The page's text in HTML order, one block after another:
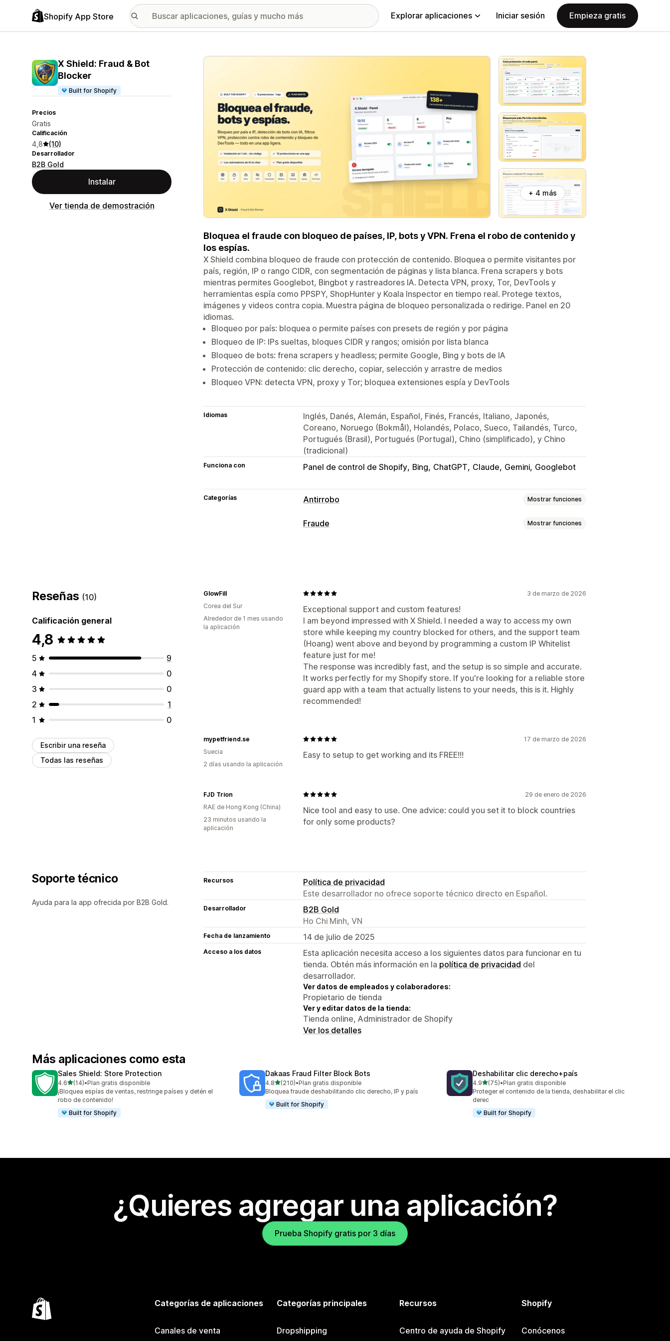
Shopify App Store Explorar aplicaciones Iniciar sesión Empieza gratis
X Shield: Fraud & Bot
Blocker
Built for Shopify
Precios
Gratis
Calificación
4,8 (10)
Desarrollador
B2B Gold
Instalar
Ver tienda de demostración
Galería de imágenes destacadas
+ 4 más
Bloquea el fraude con bloqueo de países, IP, bots y VPN. Frena el robo de contenido y
los espías.
X Shield combina bloqueo de fraude con protección de contenido. Bloquea o permite visitantes por
país, región, IP o rango CIDR, con segmentación de páginas y lista blanca. Frena scrapers y bots
mientras permites Googlebot, Bingbot y rastreadores IA. Detecta VPN, proxy, Tor, DevTools y
herramientas espía como PPSPY, ShopHunter y Koala Inspector en tiempo real. Protege textos,
imágenes y videos contra copia. Muestra página de bloqueo personalizada o redirige. Panel en 20
idiomas.
Bloqueo por país: bloquea o permite países con presets de región y por página
Bloqueo de IP: IPs sueltas, bloques CIDR y rangos; omisión por lista blanca
Bloqueo de bots: frena scrapers y headless; permite Google, Bing y bots de IA
Protección de contenido: clic derecho, copiar, selección y arrastre de medios
Bloqueo VPN: detecta VPN, proxy y Tor; bloquea extensiones espía y DevTools
Idiomas
Inglés, Danés, Alemán, Español, Finés, Francés, Italiano, Japonés,
Coreano, Noruego (Bokmål), Holandés, Polaco, Sueco, Tailandés, Turco,
Portugués (Brasil), Portugués (Portugal), Chino (simplificado), y Chino
(tradicional)
Funciona con Panel de control de Shopify Bing ChatGPT Claude Gemini Googlebot
Categorías Antirrobo Mostrar funciones
Activos protegidos
Arrastrar y soltar
Extensiones espías Herramientas para desarrolladores
Accesos directos del teclado Acceso por región Acceso IP
Mensaje de derechos de autor
Fraude Mostrar funciones
Listas de bloqueo
Protección de contenidos Bloqueo de correo no deseado
Detección de bots Detección con IA Filtros de fraude
Reseñas (10)
Calificación general
4,8
5
9
4
0
3
0
2
1
1
0
Escribir una reseña
Todas las reseñas
3 de marzo de 2026
Exceptional support and custom features!
I am beyond impressed with X Shield. I needed a way to access my own
store while keeping my country blocked for others, and the support team
(Hoang) went above and beyond by programming a custom IP Whitelist
feature just for me!
The response was incredibly fast, and the setup is so simple and accurate.
It works perfectly for my Shopify store. If you're looking for a reliable store
guard app with a team that actually listens to your needs, this is it. Highly
recommended!
GlowFill
Corea del Sur
Alrededor de 1 mes usando
la aplicación
17 de marzo de 2026
Easy to setup to get working and its FREE!!!
mypetfriend.se
Suecia
2 días usando la aplicación
29 de enero de 2026
Nice tool and easy to use. One advice: could you set it to block countries
for only some products?
FJD Trion
RAE de Hong Kong (China)
23 minutos usando la
aplicación
Soporte técnico
Ayuda para la app ofrecida por B2B Gold.
Recursos
Política de privacidad
Este desarrollador no ofrece soporte técnico directo en Español.
Desarrollador
B2B Gold
Ho Chi Minh, VN
Fecha de lanzamiento 14 de julio de 2025
Acceso a los datos
Esta aplicación necesita acceso a los siguientes datos para funcionar en tu
tienda. Obtén más información en la política de privacidad del
desarrollador.
Ver datos de empleados y colaboradores:
Propietario de tienda
Ver y editar datos de la tienda:
Tienda online, Administrador de Shopify
Ver los detalles
Más aplicaciones como esta
Sales Shield: Store Protection
4.6de 5 estrellas
(14)
14 reseñas en total
•Plan gratis disponible
¡Bloquea espías de ventas, restringe países y detén el
robo de contenido!
Built for Shopify
Dakaas Fraud Filter Block Bots
4.8de 5 estrellas
(210)
210 reseñas en total
•Plan gratis disponible
Bloquea fraude deshabilitando clic derecho, IP y país
Built for Shopify
Deshabilitar clic derecho+país
4.9de 5 estrellas
(75)
75 reseñas en total
•Plan gratis disponible
Proteger el contenido de la tienda, deshabilitar el clic
derec
Built for Shopify
¿Quieres agregar una aplicación?
Prueba Shopify gratis por 3 días
Categorías de aplicaciones
Canales de venta
Categorías principales
Dropshipping
Recursos
Centro de ayuda de Shopify
Shopify
Conócenos